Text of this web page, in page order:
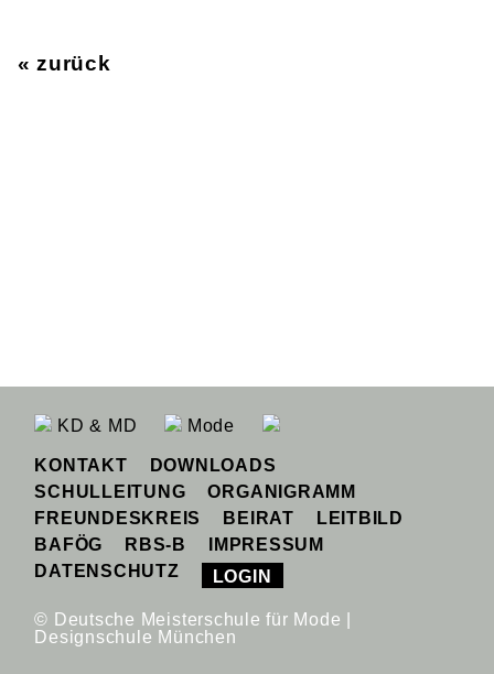
« zurück
KD & MD Mode
KONTAKT
DOWNLOADS
SCHULLEITUNG
ORGANIGRAMM
FREUNDESKREIS
BEIRAT
LEITBILD
BAFÖG
RBS-B
IMPRESSUM
DATENSCHUTZ
LOGIN
© Deutsche Meisterschule für Mode |
Designschule München